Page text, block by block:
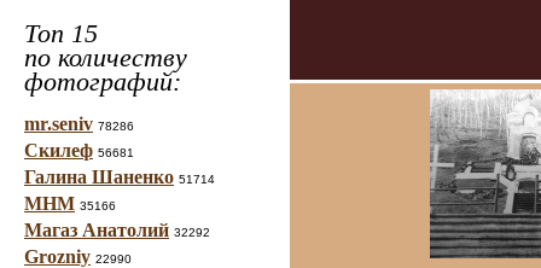
Топ 15
по количеству
фотографий:
mr.seniv 78286
Скилеф 56681
Галина Шаненко 51714
МНМ 35166
Магаз Анатолий 32292
Grozniy 22990